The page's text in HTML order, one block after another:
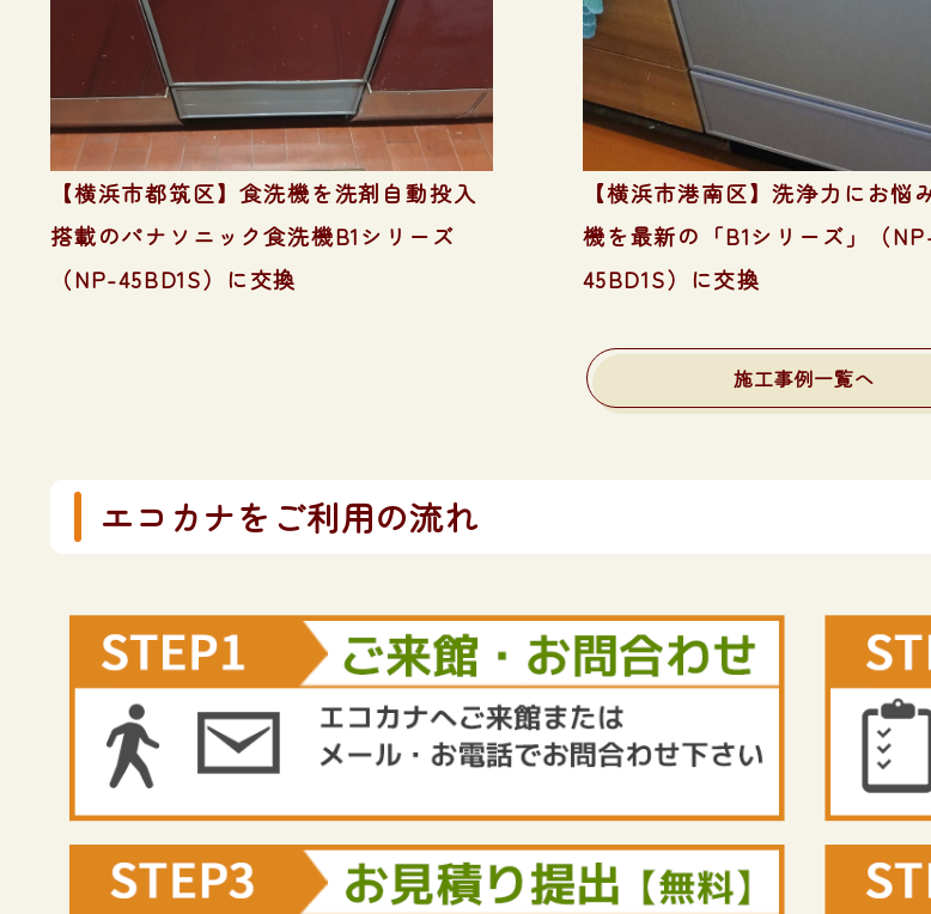
【横浜市都筑区】食洗機を洗剤自動投入
搭載のパナソニック食洗機B1シリーズ
（NP-45BD1S）に交換
【横浜市港南区】洗浄力にお悩
機を最新の「B1シリーズ」（
45BD1S）に交換
施工事例一覧へ
エコカナをご利用の流れ